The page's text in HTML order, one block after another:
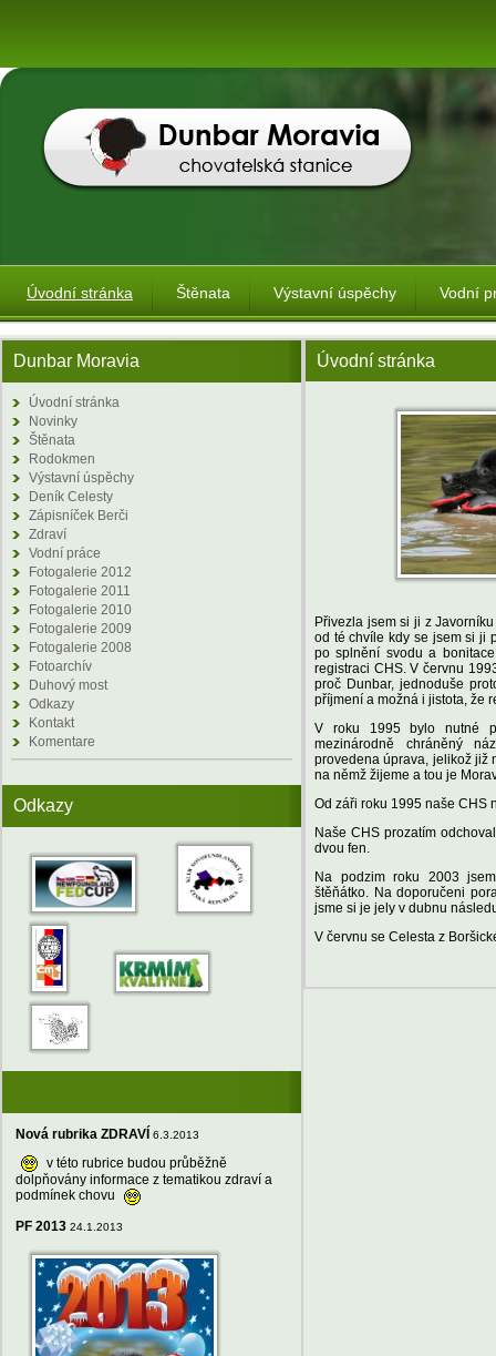
Úvodní stránka Štěnata Výstavní úspěchy Vodní
Dunbar Moravia
Úvodní stránka
Novinky
Štěnata
Rodokmen
Výstavní úspěchy
Deník Celesty
Zápisníček Berči
Zdraví
Vodní práce
Fotogalerie 2012
Fotogalerie 2011
Fotogalerie 2010
Fotogalerie 2009
Fotogalerie 2008
Fotoarchív
Duhový most
Odkazy
Kontakt
Komentare
Odkazy
Nová rubrika ZDRAVÍ 6.3.2013
v této rubrice budou průběžně
dolpňovány informace z tematikou zdraví a
podmínek chovu
PF 2013 24.1.2013
Úvodní stránka
Přivezla jsem si ji z
od té chvíle kdy se jsem si ji
po splnění svodu a
registraci CHS. V červnu
proč Dunbar, jednoduše
příjmení a možná i jistota, že
V roku 1995 bylo nutné
mezinárodně chráněný
provedena úprava, jelikož již
na němž žijeme a tou je
Od záři roku 1995 naše CHS
Naše CHS prozatím
dvou fen.
Na podzim roku 2003
štěňátko. Na doporučeni
jsme si je jely v dubnu
V červnu se Celesta z